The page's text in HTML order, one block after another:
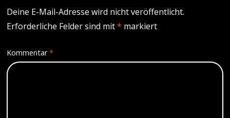
Deine E-Mail-Adresse wird nicht veröffentlicht.
Erforderliche Felder sind mit* markiert
Kommentar*